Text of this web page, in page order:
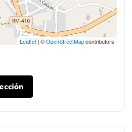
Leaflet | ©OpenStreetMapcontributors